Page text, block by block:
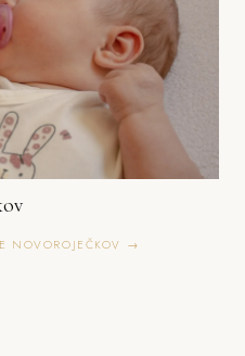
NOVOROJEČKOV →